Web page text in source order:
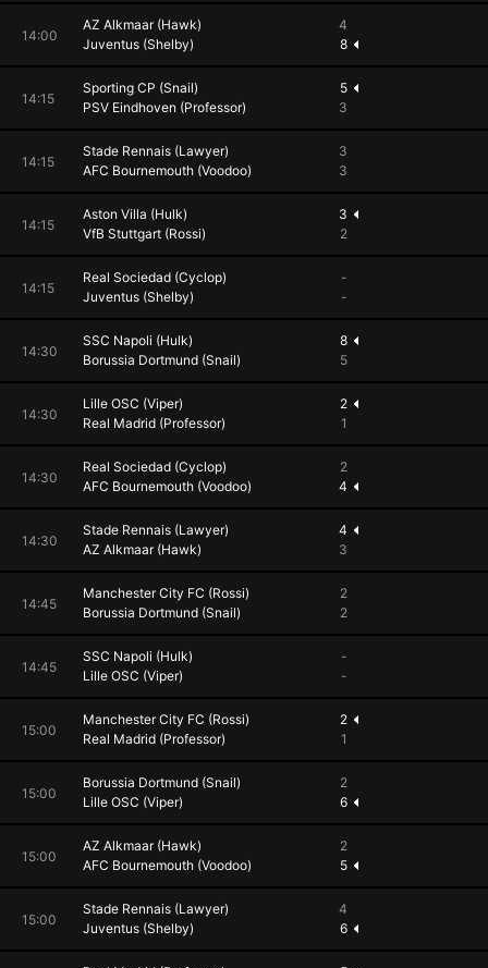
14:00
AZ Alkmaar (Hawk)
Juventus (Shelby)
4
8
14:15
Sporting CP (Snail)
PSV Eindhoven (Professor)
5
3
14:15
Stade Rennais (Lawyer)
AFC Bournemouth (Voodoo)
3
3
14:15
Aston Villa (Hulk)
VfB Stuttgart (Rossi)
3
2
14:15
Real Sociedad (Cyclop)
Juventus (Shelby)
-
-
14:30
SSC Napoli (Hulk)
Borussia Dortmund (Snail)
8
5
14:30
Lille OSC (Viper)
Real Madrid (Professor)
2
1
14:30
Real Sociedad (Cyclop)
AFC Bournemouth (Voodoo)
2
4
14:30
Stade Rennais (Lawyer)
AZ Alkmaar (Hawk)
4
3
14:45
Manchester City FC (Rossi)
Borussia Dortmund (Snail)
2
2
14:45
SSC Napoli (Hulk)
Lille OSC (Viper)
-
-
15:00
Manchester City FC (Rossi)
Real Madrid (Professor)
2
1
15:00
Borussia Dortmund (Snail)
Lille OSC (Viper)
2
6
15:00
AZ Alkmaar (Hawk)
AFC Bournemouth (Voodoo)
2
5
15:00
Stade Rennais (Lawyer)
Juventus (Shelby)
4
6